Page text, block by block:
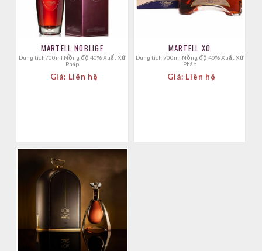
MARTELL NOBLIGE
Dung tích700ml Nồng độ 40% Xuất Xứ
Pháp
Giá: Liên hệ
MARTELL XO
Dung tích 700ml Nồng độ 40% Xuất Xứ
Pháp
Giá: Liên hệ